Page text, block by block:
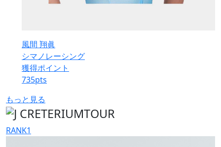
風間 翔眞
シマノレーシング
獲得ポイント
735pts
もっと見る
RANK1